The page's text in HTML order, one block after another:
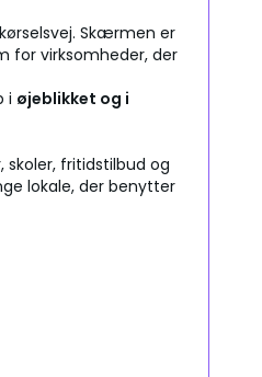
Skærmen er
for virksomheder, der
i øjeblikket og i
fritidstilbud og
lokale, der benytter